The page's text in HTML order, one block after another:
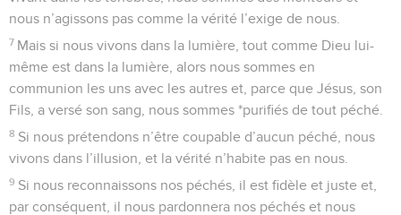
nous n’agissons pas comme la vérité l’exige de nous.
7 Mais si nous vivons dans la lumière, tout comme Dieu lui-
même est dans la lumière, alors nous sommes en
communion les uns avec les autres et, parce que Jésus, son
Fils, a versé son sang, nous sommes *purifiés de tout péché.
8 Si nous prétendons n’être coupable d’aucun péché, nous
vivons dans l’illusion, et la vérité n’habite pas en nous.
9 Si nous reconnaissons nos péchés, il est fidèle et juste et,
par conséquent, il nous pardonnera nos péchés et nous